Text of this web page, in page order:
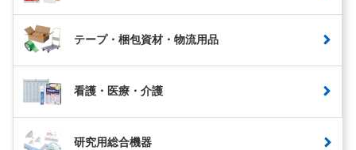
テープ・梱包資材・物流用品
看護・医療・介護
研究用総合機器